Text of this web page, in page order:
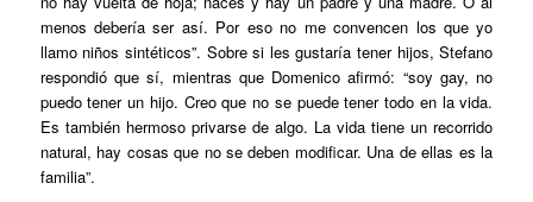
menos debería ser así. Por eso no me convencen los que yo
llamo niños sintéticos”. Sobre si les gustaría tener hijos, Stefano
respondió que sí, mientras que Domenico afirmó: “soy gay, no
puedo tener un hijo. Creo que no se puede tener todo en la vida.
Es también hermoso privarse de algo. La vida tiene un recorrido
natural, hay cosas que no se deben modificar. Una de ellas es la
familia”.